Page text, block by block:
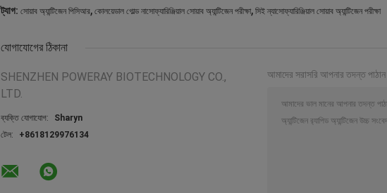
ট্যাগ: সোয়াব অ্যান্টিজেন পিসিআর, কোলয়েডাল গোল্ড নাসোফ্যারিঞ্জিয়াল সোয়াব অ্যান্টিজেন পরীক্ষা, সিই ন্যাসোফ্যারিঞ্জিয়াল সোয়াব অ্যান্টিজেন পরীক্ষা
যোগাযোগের ঠিকানা
SHENZHEN POWERAY BIOTECHNOLOGY CO.,
LTD.
ব্যক্তি যোগাযোগ:
Sharyn
টেল:
+8618129976134
আমাদের সরাসরি আপনার তদন্ত পাঠান